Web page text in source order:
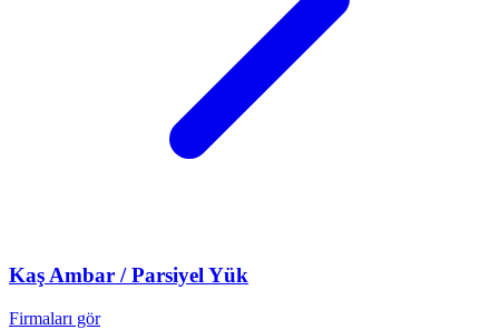
KaşAmbar / Parsiyel Yük
Firmaları gör